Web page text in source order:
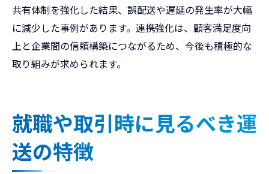
共有体制を強化した結果、誤配送や遅延の発生率が大幅
に減少した事例があります。連携強化は、顧客満足度向
上と企業間の信頼構築につながるため、今後も積極的な
取り組みが求められます。
就職や取引時に見るべき運
送の特徴